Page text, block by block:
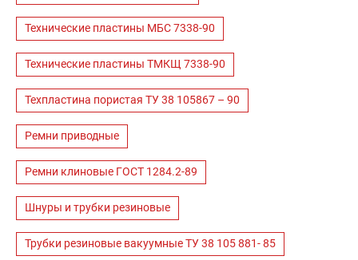
Технические пластины МБС 7338-90
Технические пластины ТМКЩ 7338-90
Техпластина пористая ТУ 38 105867 – 90
Ремни приводные
Ремни клиновые ГОСТ 1284.2-89
Шнуры и трубки резиновые
Трубки резиновые вакуумные ТУ 38 105 881- 85